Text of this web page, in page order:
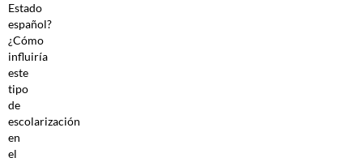
Estado
español?
¿Cómo
influiría
este
tipo
de
escolarización
en
el